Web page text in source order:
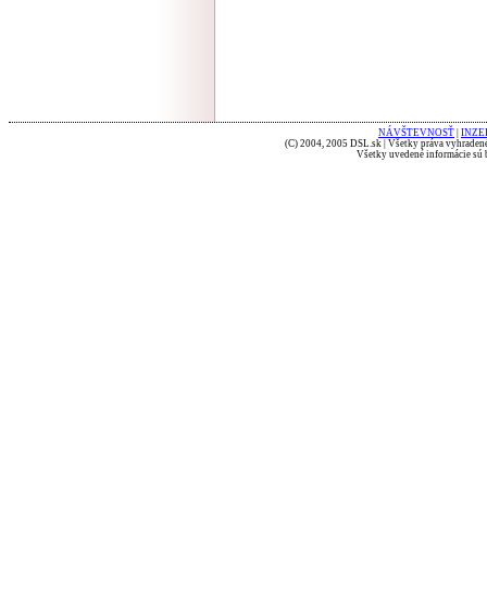
NÁVŠTEVNOSŤ
(C) 2004, 2005 DSL.sk | Všetky práva
Všetky uvedené informácie sú